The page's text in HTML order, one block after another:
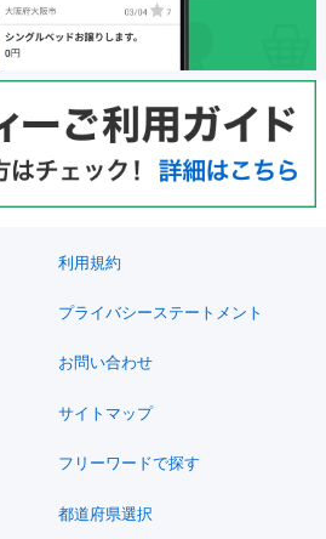
利用規約
プライバシーステートメント
お問い合わせ
サイトマップ
フリーワードで探す
都道府県選択